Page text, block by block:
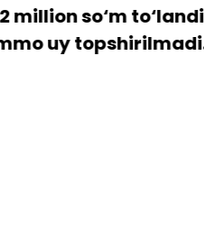
to‘landi,
topshirilmadi…